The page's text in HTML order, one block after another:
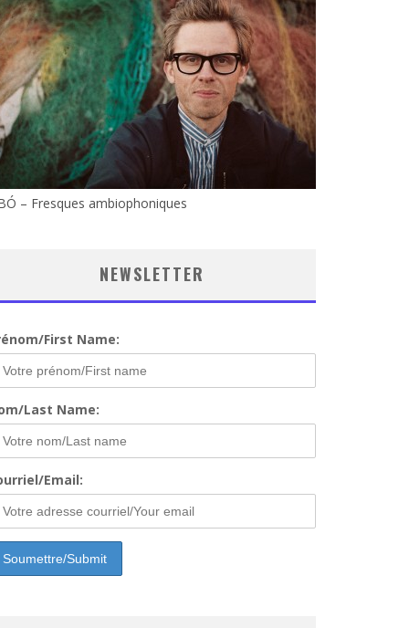
– Fresques ambiophoniques
NEWSLETTER
First Name:
Last Name:
Email: